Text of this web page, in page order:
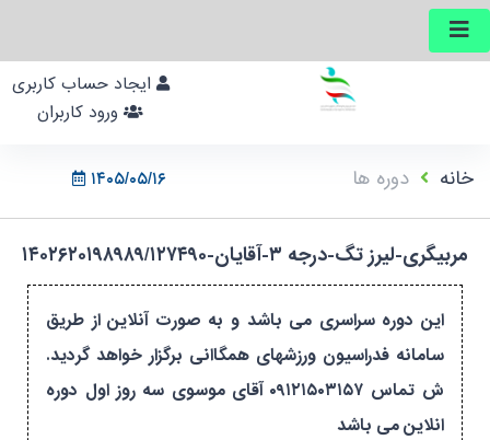
۱۴۰۵/۰۵/۱۶ خانه دوره ها
مربیگری-لیرز تگ-درجه ۳-آقایان-۱۴۰۲۶۲۰۱۹۸۹۸۹/۱۲۷۴۹۰
این دوره سراسری می باشد و به صورت آنلاین از طریق
سامانه فدراسیون ورزشهای همگاانی برگزار خواهد گردید.
ش تماس ۰۹۱۲۱۵۰۳۱۵۷ آقای موسوی سه روز اول دوره
انلاین می باشد